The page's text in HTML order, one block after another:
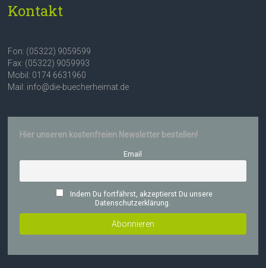
Kontakt
Fon: (05322) 9059599
Fax: (05322) 9059993
Mobil: 0174 6631960
Mail: info@die-buecherheimat.de
Hier unseren kostenfreien Newsletter bestellen!
Email
Indem Du fortfährst, akzeptierst Du unsere
Datenschutzerklärung.